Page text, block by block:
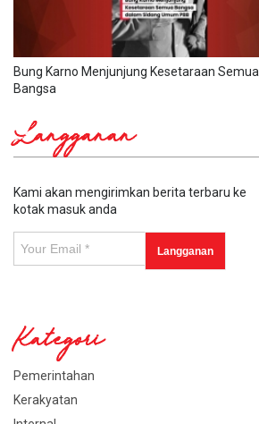
Bung Karno Menjunjung Kesetaraan Semua
Bangsa
Langganan
Kami akan mengirimkan berita terbaru ke
kotak masuk anda
Kategori
Pemerintahan
Kerakyatan